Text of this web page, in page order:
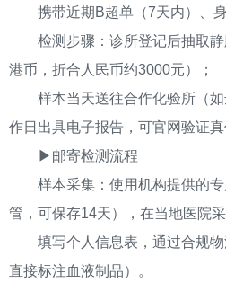
携带近期B超单（7天内）、身
检测步骤：诊所登记后抽取静
港币，折合人民币约3000元）；
样本当天送往合作化验所（如
作日出具电子报告，可官网验证真
▶邮寄检测流程
样本采集：使用机构提供的专
管，可保存14天），在当地医院采
填写个人信息表，通过合规物
直接标注血液制品）。